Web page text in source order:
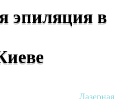
эпиляция в
Лазерная